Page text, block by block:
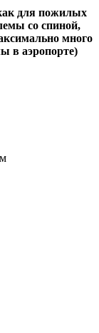
для пожилых
со спиной,
много
в аэропорте)